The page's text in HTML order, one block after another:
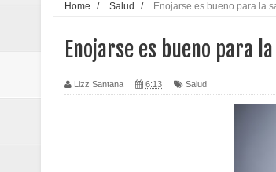
El papel de las
Telemedicina hoy:
Cómo la
Aplicaciones
Home / Salud / Enojarse es bueno para la
Enojarse es bueno para
Lizz Santana 6:13 Salud